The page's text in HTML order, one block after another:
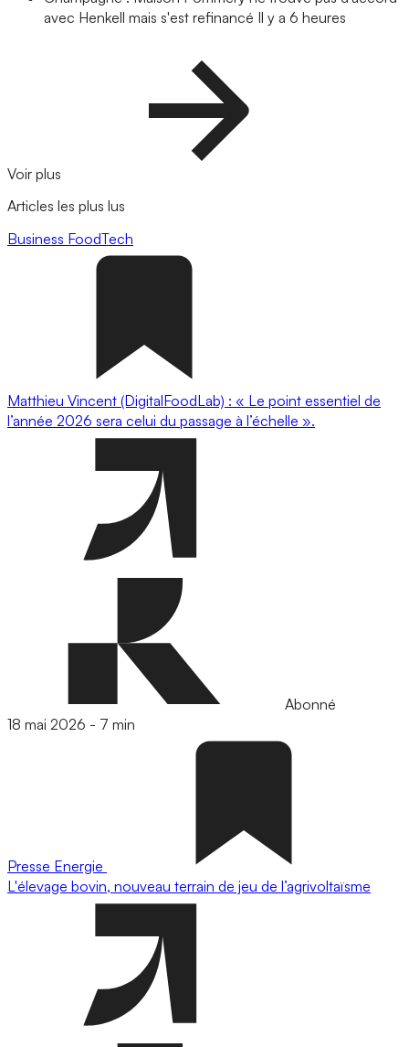
avec Henkell mais s'est refinancé Il y a 6 heures
Voir plus
Articles les plus lus
Business FoodTech
Matthieu Vincent (DigitalFoodLab) : « Le point essentiel de
l’année 2026 sera celui du passage à l’échelle ».
Abonné
18 mai 2026 - 7 min
Presse Energie
L'élevage bovin, nouveau terrain de jeu de l’agrivoltaïsme